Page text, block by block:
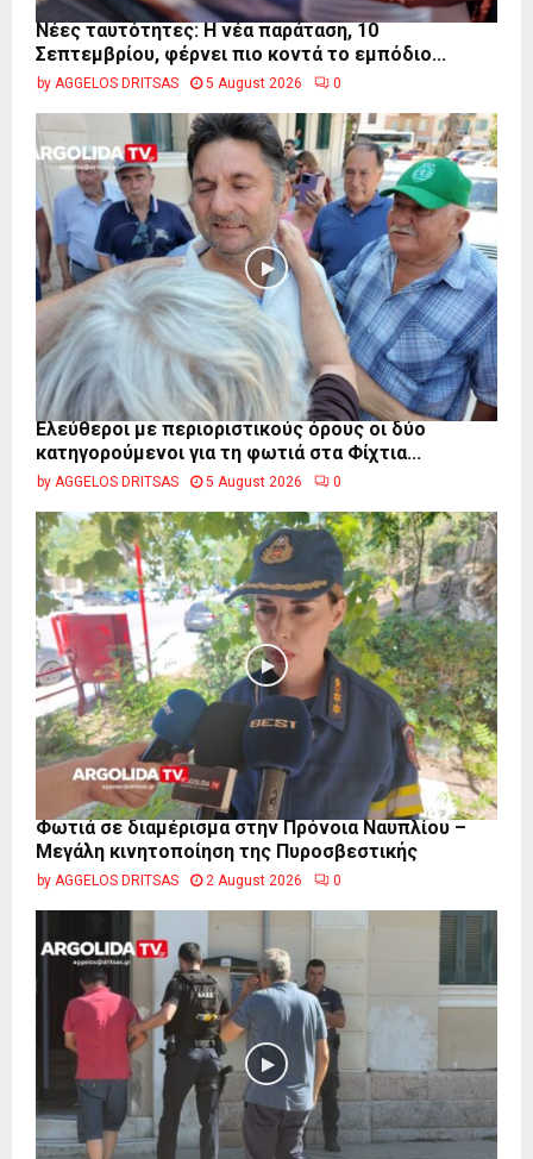
Νέες ταυτότητες: Η νέα παράταση, 10
Σεπτεμβρίου, φέρνει πιο κοντά το εμπόδιο...
by AGGELOS DRITSAS 5 August 2026 0
Ελεύθεροι με περιοριστικούς όρους οι δύο
κατηγορούμενοι για τη φωτιά στα Φίχτια...
by AGGELOS DRITSAS 5 August 2026 0
Φωτιά σε διαμέρισμα στην Πρόνοια Ναυπλίου –
Μεγάλη κινητοποίηση της Πυροσβεστικής
by AGGELOS DRITSAS 2 August 2026 0